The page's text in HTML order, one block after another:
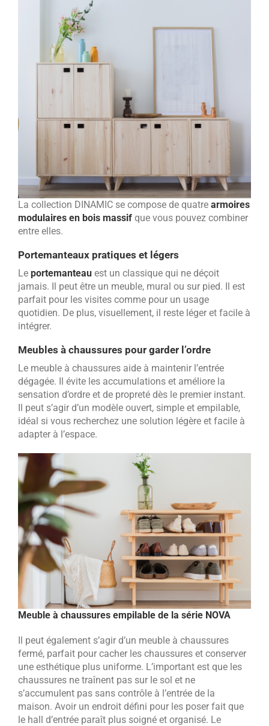
La collection DINAMIC se compose de quatre armoires
modulaires en bois massif que vous pouvez combiner
entre elles.
Portemanteaux pratiques et légers
Le portemanteau est un classique qui ne déçoit
jamais. Il peut être un meuble, mural ou sur pied. Il est
parfait pour les visites comme pour un usage
quotidien. De plus, visuellement, il reste léger et facile à
intégrer.
Meubles à chaussures pour garder l’ordre
Le meuble à chaussures aide à maintenir l’entrée
dégagée. Il évite les accumulations et améliore la
sensation d’ordre et de propreté dès le premier instant.
Il peut s’agir d’un modèle ouvert, simple et empilable,
idéal si vous recherchez une solution légère et facile à
adapter à l’espace.
Meuble à chaussures empilable de la série NOVA
Il peut également s’agir d’un meuble à chaussures
fermé, parfait pour cacher les chaussures et conserver
une esthétique plus uniforme. L’important est que les
chaussures ne traînent pas sur le sol et ne
s’accumulent pas sans contrôle à l’entrée de la
maison. Avoir un endroit défini pour les poser fait que
le hall d’entrée paraît plus soigné et organisé. Le